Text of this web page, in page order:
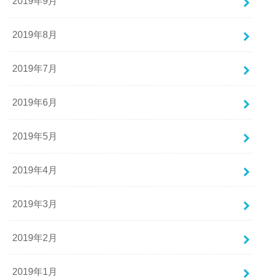
2019年8月
2019年7月
2019年6月
2019年5月
2019年4月
2019年3月
2019年2月
2019年1月